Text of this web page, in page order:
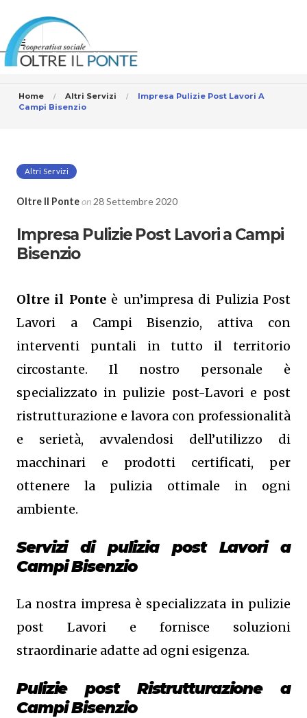
Home Altri Servizi
Impresa Pulizie Post Lavori A
Campi Bisenzio
Altri Servizi
Oltre Il Ponteon28 Settembre 2020
Impresa Pulizie Post Lavori a Campi
Bisenzio
Oltre il Ponteè un’impresa di Pulizia Post
Lavori a Campi Bisenzio, attiva con
interventi puntali in tutto il territorio
circostante. Il nostro personale è
specializzato in pulizie post-Lavori e post
ristrutturazione e lavora con professionalità
e serietà, avvalendosi dell’utilizzo di
macchinari e prodotti certificati, per
ottenere la pulizia ottimale in ogni
ambiente.
Servizi di pulizia post Lavori a
Campi Bisenzio
La nostra impresa è specializzata in pulizie
post Lavori e fornisce soluzioni
straordinarie adatte ad ogni esigenza.
Pulizie post Ristrutturazione a
Campi Bisenzio